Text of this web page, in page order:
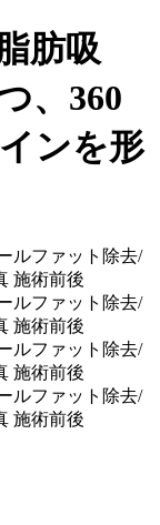
肪吸
、360
ンを形